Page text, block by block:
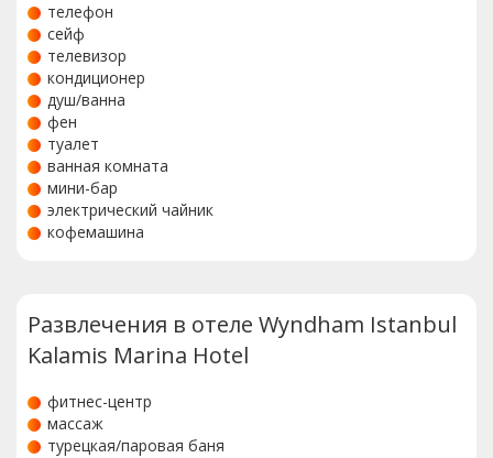
телефон
сейф
телевизор
кондиционер
душ/ванна
фен
туалет
ванная комната
мини-бар
электрический чайник
кофемашина
Развлечения в отеле Wyndham Istanbul
Kalamis Marina Hotel
фитнес-центр
массаж
турецкая/паровая баня